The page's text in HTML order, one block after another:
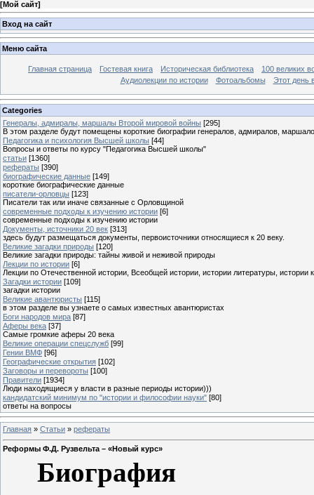
[Мой сайт]
Вход на сайт
Меню сайта
Главная страница Гостевая книга Историческая библиотека
100 великих
Аудиолекции по истории
Фотоальбомы Этот день
Categories
Генералы, адмиралы, маршалы Второй мировой войны [295]
В этом разделе будут помещены короткие биографии генералов, адмиралов,
Педагогика и психология Высшей школы [44]
Вопросы и ответы по курсу "Педагогика Высшей школы"
статьи [1360]
рефераты [390]
биографические данные [149]
короткие биографические данные
писатели-орловцы [123]
Писатели так или иначе связанные с Орловщиной
современные подходы к изучению истории [6]
современные подходы к изучению истории
Документы, источники 20 век [313]
здесь будут размещаться документы, первоисточники относящиеся к 20 веку.
Великие загадки природы [120]
Великие загадки природы: тайны живой и неживой природы
Лекции по истории [6]
Лекции по Отечественной истории, Всеобщей истории, истории литературы, истории
Загадки истории [109]
загадки истории
Великие авантюристы [115]
в этом разделе вы узнаете о самых известных авантюристах
Боги народов мира [87]
Аферы века [37]
Самые громкие аферы 20 века
Великие операции спецслужб [99]
Гении ВМФ [96]
Географические открытия [102]
Заговоры и перевороты [100]
Правители [1934]
Люди находящиеся у власти в разные периоды истории)))
кандидатский минимум по "истории и философии науки" [80]
ответы на вопросы
Главная » Статьи » рефераты
Реформы Ф.Д. Рузвельта – «Новый курс»
Биография